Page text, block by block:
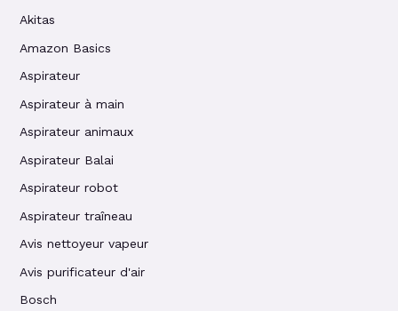
Akitas
Amazon Basics
Aspirateur
Aspirateur à main
Aspirateur animaux
Aspirateur Balai
Aspirateur robot
Aspirateur traîneau
Avis nettoyeur vapeur
Avis purificateur d'air
Bosch